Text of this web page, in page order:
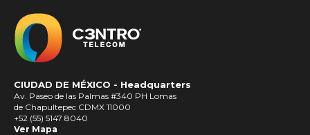
CIUDAD DE MÉXICO - Headquarters
Av. Paseo de las Palmas #340 PH Lomas
de Chapultepec CDMX 11000
+52 (55) 5147 8040
Ver Mapa